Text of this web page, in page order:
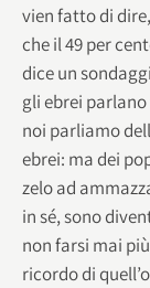
vien fatto di
che il 49 per
dice un
gli ebrei
noi parliamo
ebrei: ma dei
zelo ad
in sé, sono
non farsi mai
ricordo di